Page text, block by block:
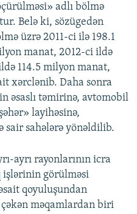
adlı bölmə
Belə ki, sözügedən
üzrə 2011-ci ilə 198.1
manat, 2012-ci ildə
114.5 milyon manat,
xərclənib. Daha sonra
əsaslı təmirinə, avtomobil
layihəsinə,
sair sahələrə yönəldilib.
ayrı rayonlarının icra
işlərinin görülməsi
qoyuluşundan
məqamlardan biri